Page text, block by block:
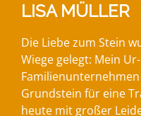
LISA MÜLLER
Die Liebe zum Stein
Wiege gelegt: Mein
Grundstein für eine
heute mit großer